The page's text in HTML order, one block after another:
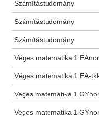
Számítástudomány
Számítástudomány
Számítástudomány
Véges matematika 1
Véges matematika 1 EA-
Veges matematika 1
Veges matematika 1